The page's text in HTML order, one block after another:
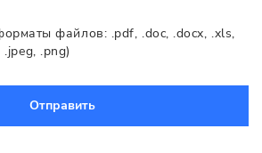
файлов: .pdf, .doc, .docx, .xls,
.png)
Отправить